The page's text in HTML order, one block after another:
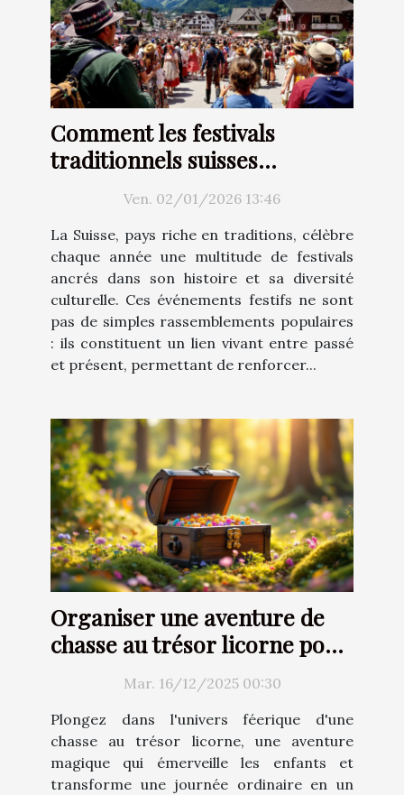
Comment les festivals
traditionnels suisses
renforcent-ils l'identité
culturelle ?Ven. 02/01/2026 13:46
La Suisse, pays riche en traditions, célèbre
chaque année une multitude de festivals
ancrés dans son histoire et sa diversité
culturelle. Ces événements festifs ne sont
pas de simples rassemblements populaires
: ils constituent un lien vivant entre passé
et présent, permettant de renforcer...
Organiser une aventure de
chasse au trésor licorne pour
enfantsMar. 16/12/2025 00:30
Plongez dans l'univers féerique d'une
chasse au trésor licorne, une aventure
magique qui émerveille les enfants et
transforme une journée ordinaire en un